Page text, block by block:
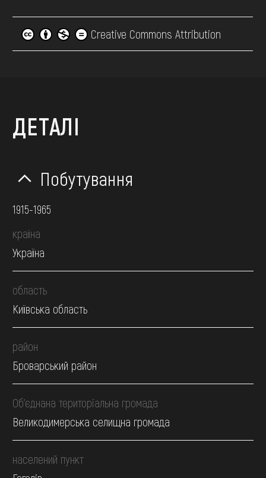
Creative Commons Attribution
ДЕТАЛІ
Побутування
1915-1965
країна
Україна
область
Київська область
район
Броварський район
Об’єднана територіальна громада
Великодимерська селищна громада
населений пункт